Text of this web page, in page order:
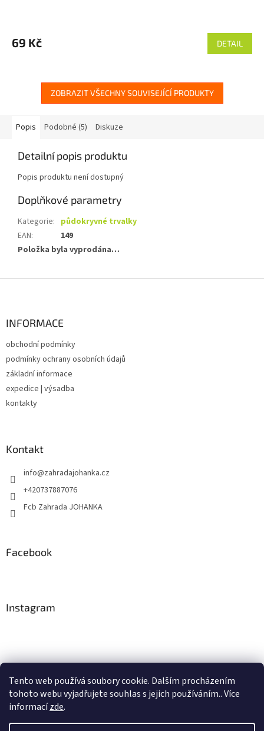
Tento web používá soubory cookie. Dalším procházením
tohoto webu vyjadřujete souhlas s jejich používáním.. Více
informacízde.
69 Kč DETAIL
ZOBRAZIT VŠECHNY SOUVISEJÍCÍ PRODUKTY
Popis Podobné (5) Diskuze
Detailní popis produktu
Popis produktu není dostupný
Doplňkové parametry
Kategorie: půdokryvné trvalky
EAN:
149
Položka byla vyprodána…
INFORMACE
obchodní podmínky
podmínky ochrany osobních údajů
základní informace
expedice | výsadba
kontakty
Kontakt
info@zahradajohanka.cz
+420737887076
Fcb Zahrada JOHANKA
Facebook
Instagram
Sledovat na Instagramu